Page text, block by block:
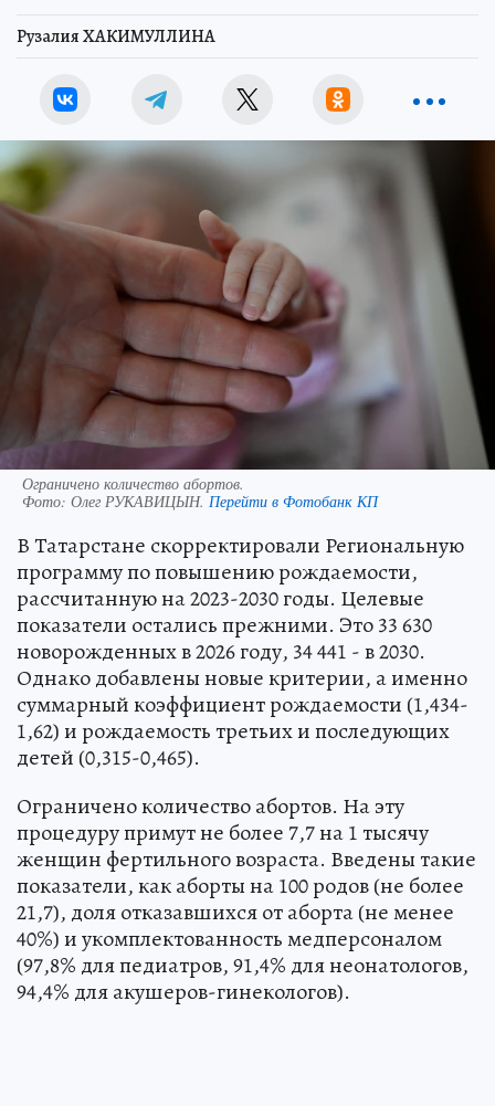
Рузалия ХАКИМУЛЛИНА
Ограничено количество абортов.
Фото: Олег РУКАВИЦЫН. Перейти в Фотобанк КП
В Татарстане скорректировали Региональную
программу по повышению рождаемости,
рассчитанную на 2023-2030 годы. Целевые
показатели остались прежними. Это 33 630
новорожденных в 2026 году, 34 441 - в 2030.
Однако добавлены новые критерии, а именно
суммарный коэффициент рождаемости (1,434-
1,62) и рождаемость третьих и последующих
детей (0,315-0,465).
Ограничено количество абортов. На эту
процедуру примут не более 7,7 на 1 тысячу
женщин фертильного возраста. Введены такие
показатели, как аборты на 100 родов (не более
21,7), доля отказавшихся от аборта (не менее
40%) и укомплектованность медперсоналом
(97,8% для педиатров, 91,4% для неонатологов,
94,4% для акушеров-гинекологов).